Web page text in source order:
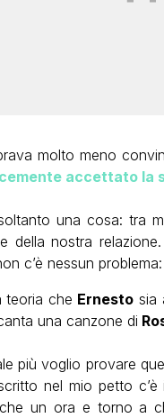
molto meno
accettato la
una cosa: tra
della nostra relazione.
c’è nessun
teoria che Ernesto sia
una canzone di
più voglio provare
nel mio petto
un ora e torno a